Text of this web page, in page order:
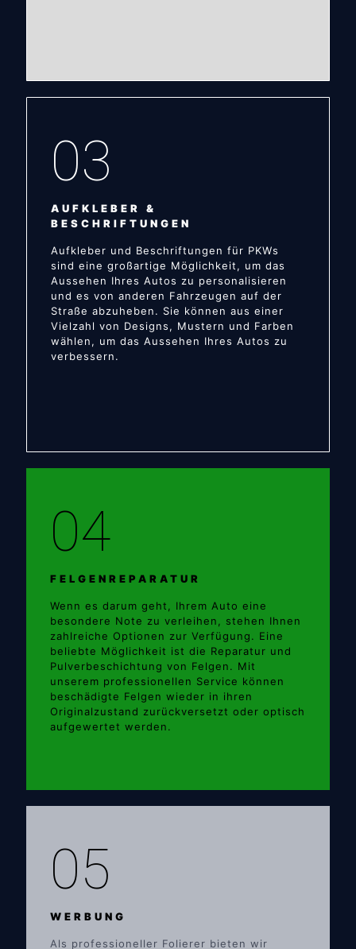
03
AUFKLEBER &
BESCHRIFTUNGEN
Aufkleber und Beschriftungen für PKWs
sind eine großartige Möglichkeit, um das
Aussehen Ihres Autos zu personalisieren
und es von anderen Fahrzeugen auf der
Straße abzuheben. Sie können aus einer
Vielzahl von Designs, Mustern und Farben
wählen, um das Aussehen Ihres Autos zu
verbessern.
04
FELGENREPARATUR
Wenn es darum geht, Ihrem Auto eine
besondere Note zu verleihen, stehen Ihnen
zahlreiche Optionen zur Verfügung. Eine
beliebte Möglichkeit ist die Reparatur und
Pulverbeschichtung von Felgen. Mit
unserem professionellen Service können
beschädigte Felgen wieder in ihren
Originalzustand zurückversetzt oder optisch
aufgewertet werden.
05
WERBUNG
Als professioneller Folierer bieten wir